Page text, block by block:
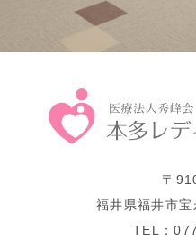
〒
福井県福井市
TEL：